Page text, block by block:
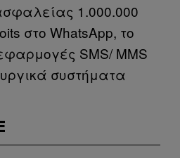
1.000.000
στο WhatsApp, το
SMS/ MMS
συστήματα